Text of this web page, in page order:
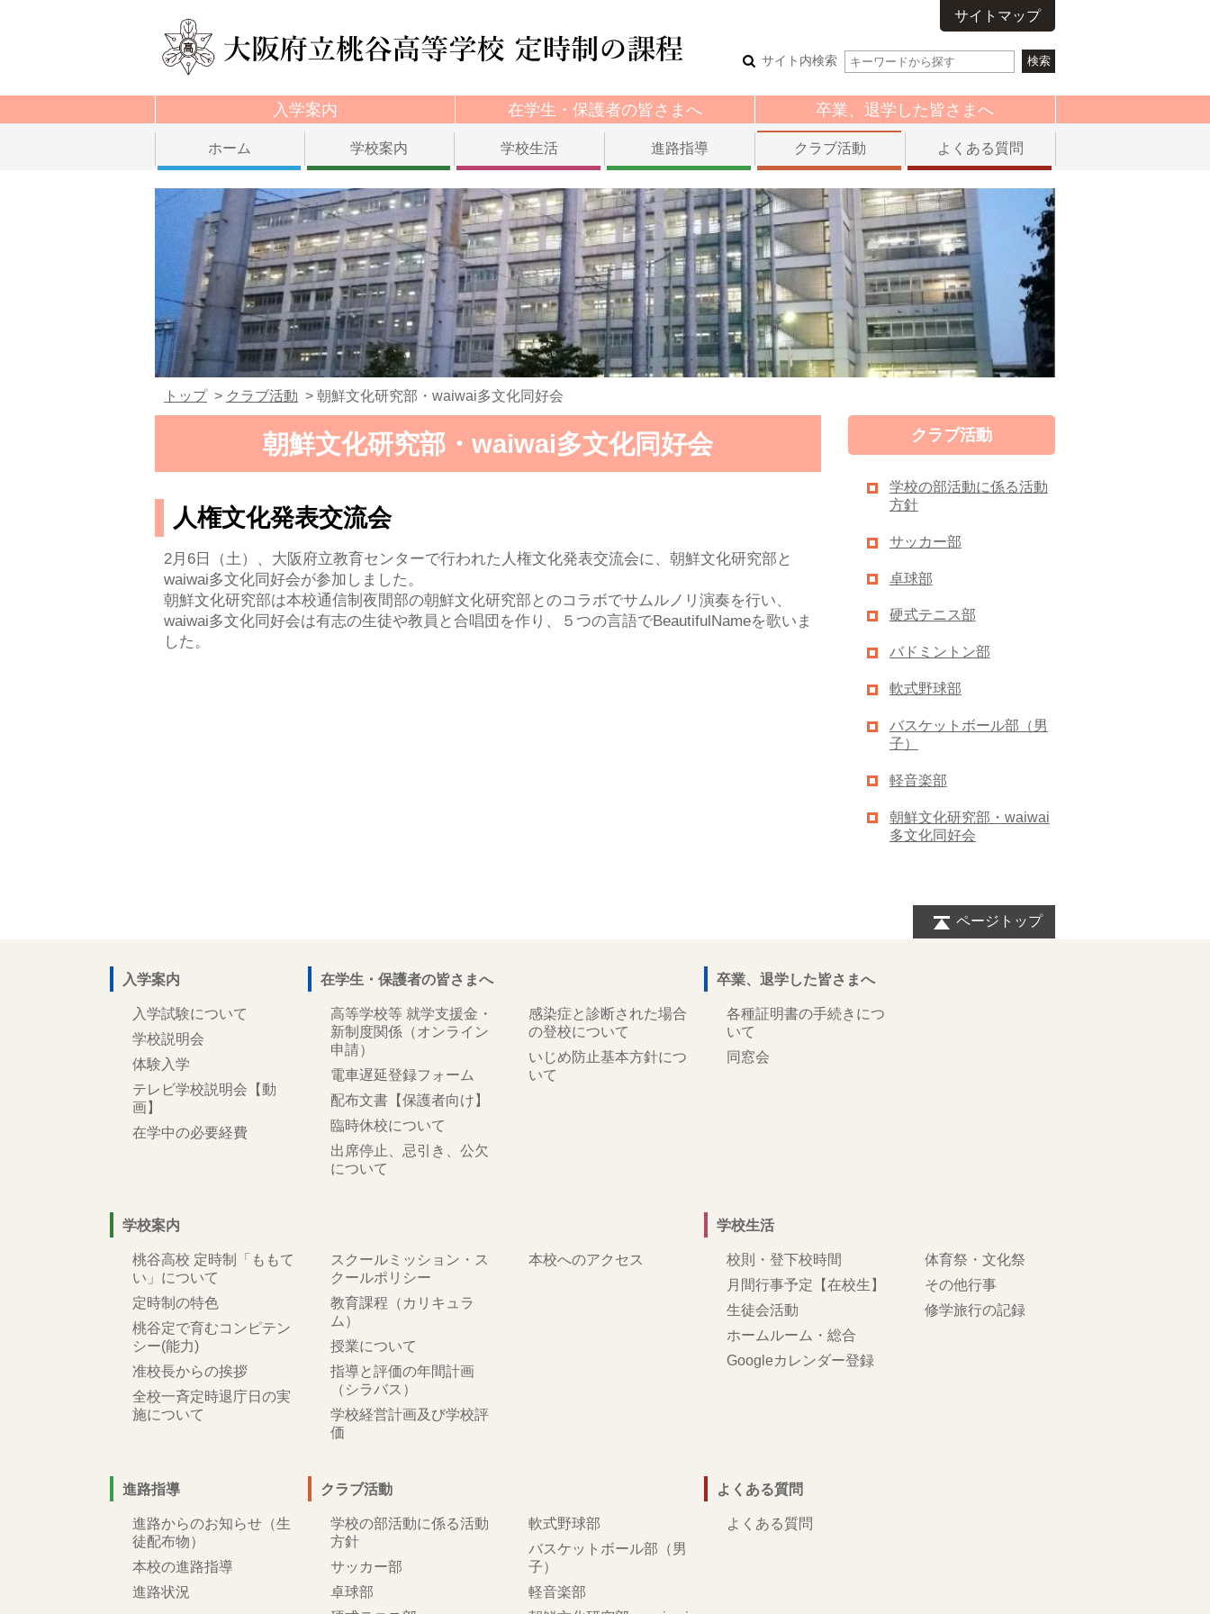
サイトマップ
サイト内検索
入学案内 在学生・保護者の皆さまへ 卒業、退学した皆さまへ
ホーム 学校案内 学校生活 進路指導 クラブ活動 よくある質問
トップ クラブ活動 朝鮮文化研究部・waiwai多文化同好会
朝鮮文化研究部・waiwai多文化同好会
人権文化発表交流会
2月6日（土）、大阪府立教育センターで行われた人権文化発表交流会に、朝鮮文化研究部と
waiwai多文化同好会が参加しました。
朝鮮文化研究部は本校通信制夜間部の朝鮮文化研究部とのコラボでサムルノリ演奏を行い、
waiwai多文化同好会は有志の生徒や教員と合唱団を作り、５つの言語でBeautifulNameを歌いま
した。
クラブ活動
学校の部活動に係る活動
方針
サッカー部
卓球部
硬式テニス部
バドミントン部
軟式野球部
バスケットボール部（男
子）
軽音楽部
朝鮮文化研究部・waiwai
多文化同好会
ページトップ
入学案内
入学試験について
学校説明会
体験入学
テレビ学校説明会【動
画】
在学中の必要経費
在学生・保護者の皆さまへ
高等学校等 就学支援金・
新制度関係（オンライン
申請）
電車遅延登録フォーム
配布文書【保護者向け】
臨時休校について
出席停止、忌引き、公欠
について
感染症と診断された場合
の登校について
いじめ防止基本方針につ
いて
卒業、退学した皆さまへ
各種証明書の手続きにつ
いて
同窓会
学校案内
桃谷高校 定時制「ももて
い」について
定時制の特色
桃谷定で育むコンピテン
シー(能力)
准校長からの挨拶
全校一斉定時退庁日の実
施について
スクールミッション・ス
クールポリシー
教育課程（カリキュラ
ム）
授業について
指導と評価の年間計画
（シラバス）
学校経営計画及び学校評
価
本校へのアクセス
学校生活
校則・登下校時間
月間行事予定【在校生】
生徒会活動
ホームルーム・総合
Googleカレンダー登録
体育祭・文化祭
その他行事
修学旅行の記録
進路指導
進路からのお知らせ（生
徒配布物）
本校の進路指導
進路状況
クラブ活動
学校の部活動に係る活動
方針
サッカー部
卓球部
軟式野球部
バスケットボール部（男
子）
軽音楽部
よくある質問
よくある質問